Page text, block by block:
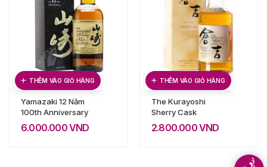
THÊM VÀO GIỎ HÀNG
Yamazaki 12 Năm
100th Anniversary
6.000.000VND
THÊM VÀO GIỎ HÀNG
The Kurayoshi
Sherry Cask
2.800.000VND